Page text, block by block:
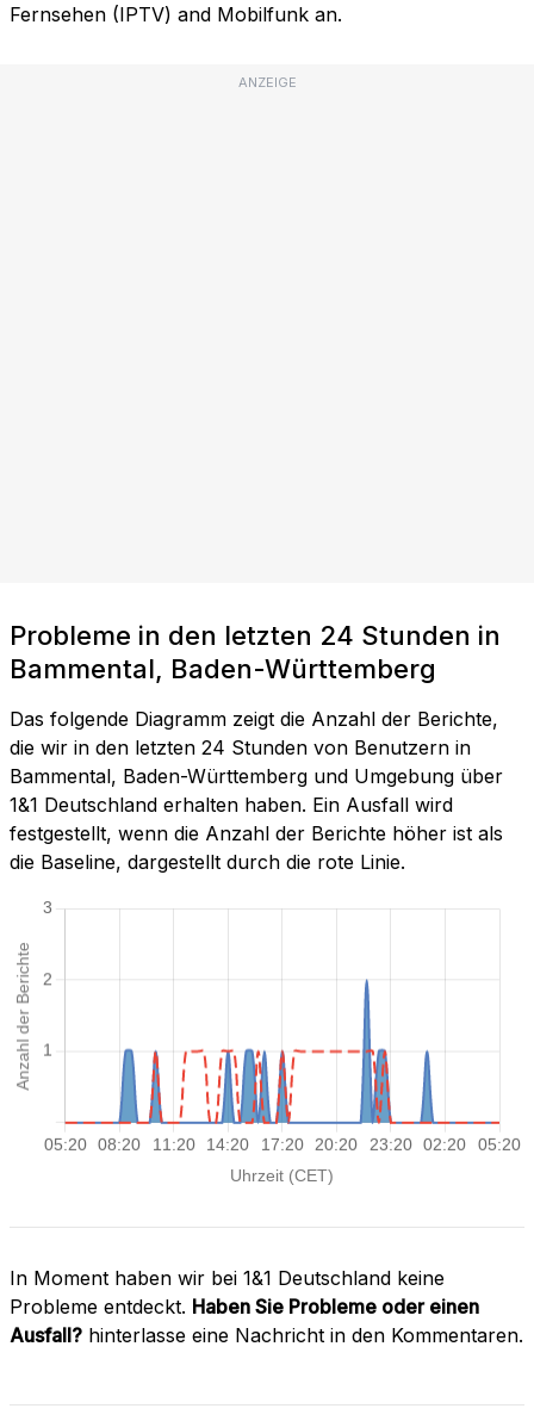
Fernsehen (IPTV) and Mobilfunk an.
ANZEIGE
Probleme in den letzten 24 Stunden in
Bammental, Baden-Württemberg
Das folgende Diagramm zeigt die Anzahl der Berichte,
die wir in den letzten 24 Stunden von Benutzern in
Bammental, Baden-Württemberg und Umgebung über
1&1 Deutschland erhalten haben. Ein Ausfall wird
festgestellt, wenn die Anzahl der Berichte höher ist als
die Baseline, dargestellt durch die rote Linie.
In Moment haben wir bei 1&1 Deutschland keine
Probleme entdeckt. Haben Sie Probleme oder einen
Ausfall? hinterlasse eine Nachricht in den Kommentaren.